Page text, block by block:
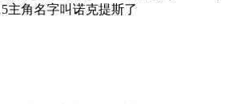
主角名字叫诺克提斯了